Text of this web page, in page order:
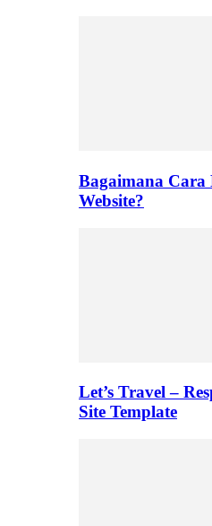
Bagaimana
Website?
Let’s Travel –
Site Template